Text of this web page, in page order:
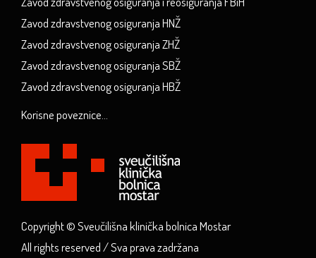
Zavod zdravstvenog osiguranja HNŽ
Zavod zdravstvenog osiguranja ZHŽ
Zavod zdravstvenog osiguranja SBŽ
Zavod zdravstvenog osiguranja HBŽ
Korisne poveznice...
Copyright © Sveučilišna klinička bolnica Mostar
All rights reserved / Sva prava zadržana